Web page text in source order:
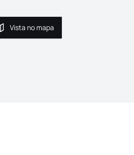
Vista no mapa
Vista no mapa